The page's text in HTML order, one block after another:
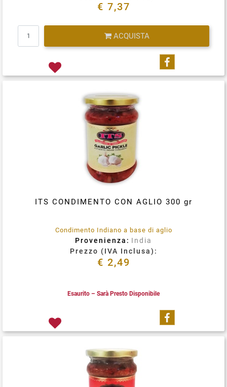
€ 7,37
ACQUISTA
Condividi su
ITS CONDIMENTO CON AGLIO 300 gr
Condimento Indiano a base di aglio
Provenienza: India
Prezzo (IVA Inclusa):
€ 2,49
Esaurito – Sarà Presto Disponibile
Condividi su